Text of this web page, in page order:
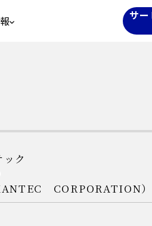
サ
ク
CORPORATION）